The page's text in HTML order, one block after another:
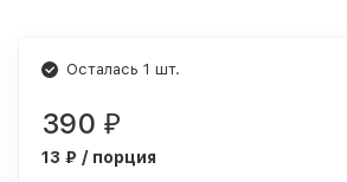
Осталась 1 шт.
390 ₽
13 ₽ / порция